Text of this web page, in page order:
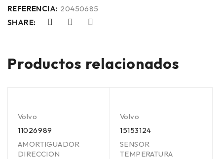
REFERENCIA: 20450685
SHARE:
Productos relacionados
Volvo
11026989
AMORTIGUADOR
DIRECCION
Volvo
15153124
SENSOR
TEMPERATURA